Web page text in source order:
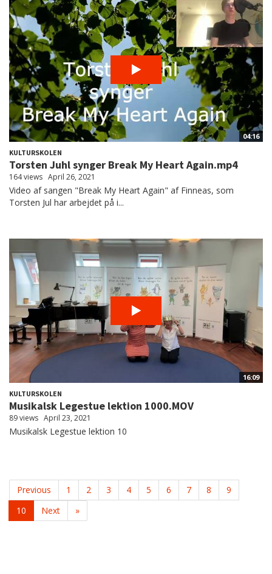
04:16
KULTURSKOLEN
Torsten Juhl synger Break My Heart Again.mp4
164 views April 26, 2021
Video af sangen "Break My Heart Again" af Finneas, som
Torsten Jul har arbejdet på i...
16:09
KULTURSKOLEN
Musikalsk Legestue lektion 1000.MOV
89 views April 23, 2021
Musikalsk Legestue lektion 10
Previous 1 2 3 4 5 6 7 8
9
10
Next »